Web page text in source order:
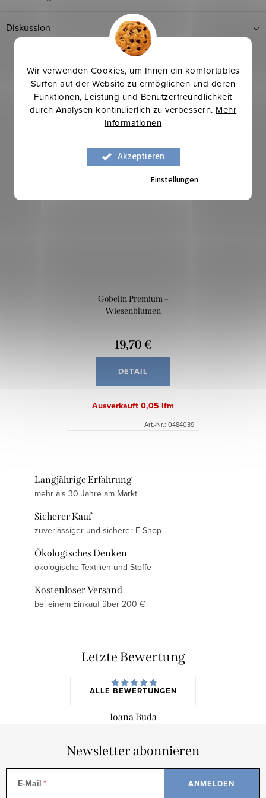
Wir verwenden Cookies, um Ihnen ein komfortables
Surfen auf der Website zu ermöglichen und deren
Funktionen, Leistung und Benutzerfreundlichkeit
durch Analysen kontinuierlich zu verbessern. Mehr
Informationen
Akzeptieren
Einstellungen
Diskussion
Mehr für weniger
Gobelin Premium –
Wiesenblumen
19,70 €
DETAIL
Ausverkauft0,05 lfm
Art.-Nr.: 0484039
Langjährige Erfahrung
mehr als 30 Jahre am Markt
Sicherer Kauf
zuverlässiger und sicherer E-Shop
Ökologisches Denken
ökologische Textilien und Stoffe
Kostenloser Versand
bei einem Einkauf über 200 €
Letzte Bewertung
ALLE BEWERTUNGEN
Ioana Buda
Newsletter abonnieren
E-Mail ANMELDEN